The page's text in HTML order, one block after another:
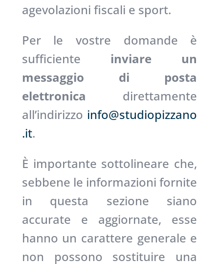
agevolazioni fiscali e sport.
Per le vostre domande è
sufficiente inviare un
messaggio di posta
elettronica direttamente
all’indirizzo info@studiopizzano
.it.
È importante sottolineare che,
sebbene le informazioni fornite
in questa sezione siano
accurate e aggiornate, esse
hanno un carattere generale e
non possono sostituire una